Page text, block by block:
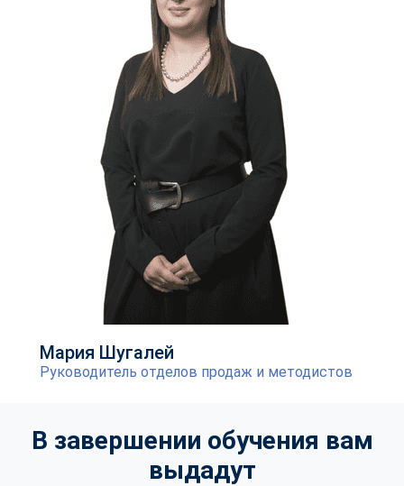
Мария Шугалей
Руководитель отделов продаж и методистов
В завершении обучения вам
выдадут